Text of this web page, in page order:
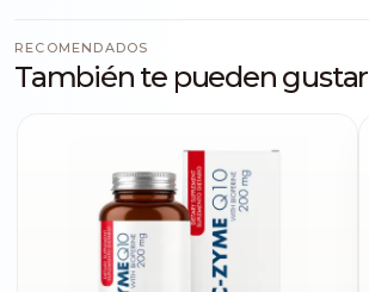
RECOMENDADOS
También te pueden gustar